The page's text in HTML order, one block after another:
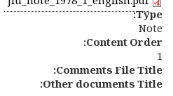
Type:
Note
Content Order:
1
Comments File Title:
Other documents Title: